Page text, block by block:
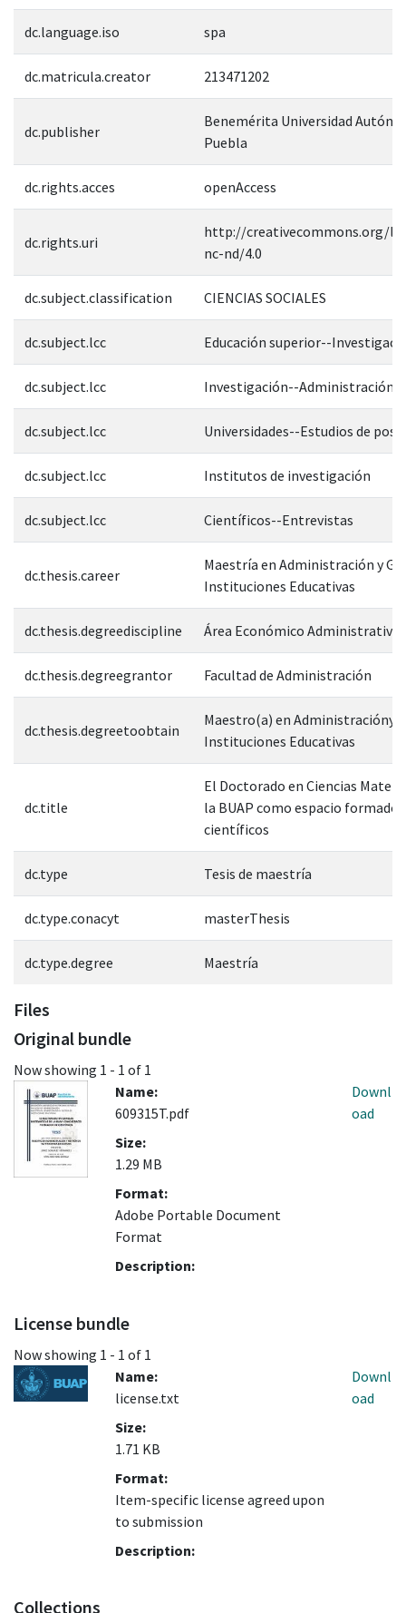
dc.language.iso spa
dc.matricula.creator 213471202
dc.publisher
Benemérita Universidad
Puebla
dc.rights.acces openAccess
dc.rights.uri
http://creativecommons.org/
nc-nd/4.0
dc.subject.classification CIENCIAS SOCIALES
dc.subject.lcc Educación superior--
dc.subject.lcc Investigación--Administración
dc.subject.lcc Universidades--Estudios de
dc.subject.lcc Institutos de investigación
dc.subject.lcc Científicos--Entrevistas
dc.thesis.career
Maestría en Administración y
Instituciones Educativas
dc.thesis.degreediscipline Área Económico Administrativa
dc.thesis.degreegrantor Facultad de Administración
dc.thesis.degreetoobtain
Maestro(a) en Administracióny
Instituciones Educativas
dc.title
El Doctorado en Ciencias
la BUAP como espacio formador
científicos
dc.type Tesis de maestría
dc.type.conacyt masterThesis
dc.type.degree Maestría
Files
Original bundle
Now showing 1 - 1 of 1
Name:
609315T.pdf
Size:
1.29 MB
Format:
Adobe Portable Document
Format
Description:
Downl
oad
License bundle
Now showing 1 - 1 of 1
Name:
license.txt
Size:
1.71 KB
Format:
Item-specific license agreed upon
to submission
Description:
Downl
oad
Collections